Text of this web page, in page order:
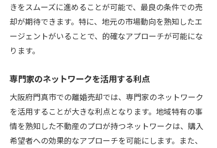
きをスムーズに進めることが可能で、最良の条件での売
却が期待できます。特に、地元の市場動向を熟知したエ
ージェントがいることで、的確なアプローチが可能にな
ります。
専門家のネットワークを活用する利点
大阪府門真市での離婚売却では、専門家のネットワーク
を活用することが大きな利点となります。地域特有の事
情を熟知した不動産のプロが持つネットワークは、購入
希望者への効果的なアプローチを可能にします。また、